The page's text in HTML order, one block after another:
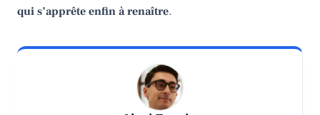
qui s’apprête enfin à renaître.